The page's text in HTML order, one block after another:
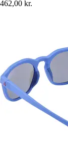
462,00 kr.